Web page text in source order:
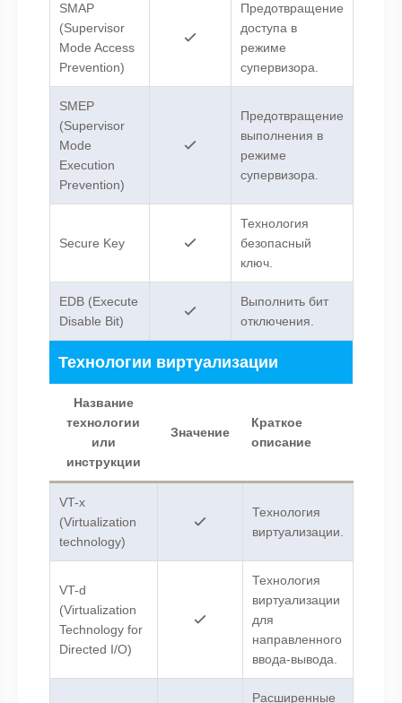
SMAP
(Supervisor
Mode Access
Prevention)
Предотвращение
доступа в
режиме
супервизора.
SMEP
(Supervisor
Mode
Execution
Prevention)
Предотвращение
выполнения в
режиме
супервизора.
Secure Key
Технология
безопасный
ключ.
EDB (Execute
Disable Bit)
Выполнить бит
отключения.
Технологии виртуализации
Название
технологии
или
инструкции
Значение
Краткое
описание
VT-x
(Virtualization
technology)
Технология
виртуализации.
VT-d
(Virtualization
Technology for
Directed I/O)
Технология
виртуализации
для
направленного
ввода-вывода.
Расширенные